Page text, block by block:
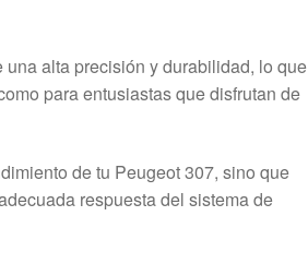
alta precisión y durabilidad, lo que
para entusiastas que disfrutan de
de tu Peugeot 307, sino que
respuesta del sistema de